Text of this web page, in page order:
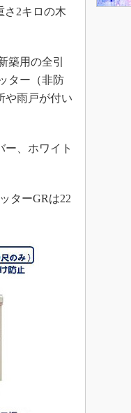
さ2キロの木
用の全引
ター（非防
や雨戸が付い
、ホワイト
ターGRは22